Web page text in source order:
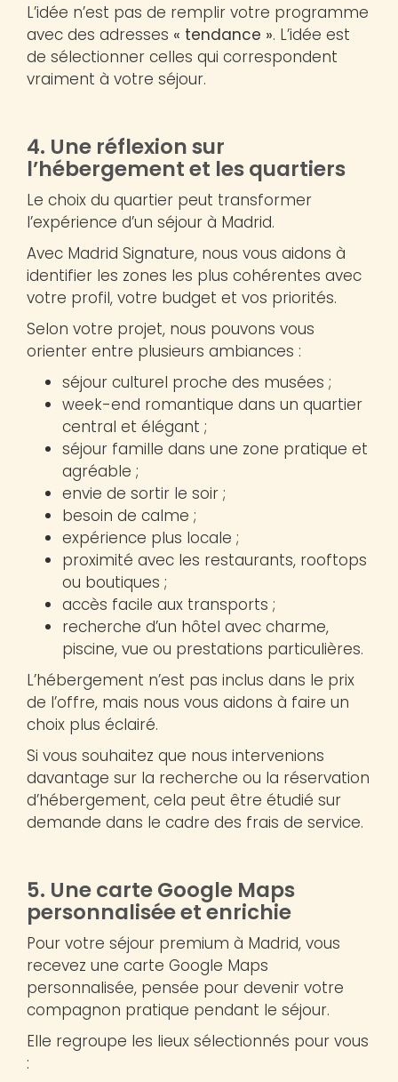
L’idée n’est pas de remplir votre programme
avec des adresses « tendance ». L’idée est
de sélectionner celles qui correspondent
vraiment à votre séjour.
4. Une réflexion sur
l’hébergement et les quartiers
Le choix du quartier peut transformer
l’expérience d’un séjour à Madrid.
Avec Madrid Signature, nous vous aidons à
identifier les zones les plus cohérentes avec
votre profil, votre budget et vos priorités.
Selon votre projet, nous pouvons vous
orienter entre plusieurs ambiances :
séjour culturel proche des musées ;
week-end romantique dans un quartier
central et élégant ;
séjour famille dans une zone pratique et
agréable ;
envie de sortir le soir ;
besoin de calme ;
expérience plus locale ;
proximité avec les restaurants, rooftops
ou boutiques ;
accès facile aux transports ;
recherche d’un hôtel avec charme,
piscine, vue ou prestations particulières.
L’hébergement n’est pas inclus dans le prix
de l’offre, mais nous vous aidons à faire un
choix plus éclairé.
Si vous souhaitez que nous intervenions
davantage sur la recherche ou la réservation
d’hébergement, cela peut être étudié sur
demande dans le cadre des frais de service.
5. Une carte Google Maps
personnalisée et enrichie
Pour votre séjour premium à Madrid, vous
recevez une carte Google Maps
personnalisée, pensée pour devenir votre
compagnon pratique pendant le séjour.
Elle regroupe les lieux sélectionnés pour vous
: